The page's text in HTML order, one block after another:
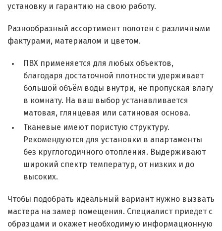
установку и гарантию на свою работу.
Разнообразный ассортимент полотен с различными
фактурами, материалом и цветом.
ПВХ применяется для любых объектов,
благодаря достаточной плотности удерживает
большой объём воды внутри, не пропуская влагу
в комнату. На ваш выбор устанавливается
матовая, глянцевая или сатиновая основа.
Тканевые имеют пористую структуру.
Рекомендуются для установки в апартаменты
без круглогодичного отопления. Выдерживают
широкий спектр температур, от низких и до
высоких.
Чтобы подобрать идеальный вариант нужно вызвать
мастера на замер помещения. Специалист приедет с
образцами и окажет необходимую информационную